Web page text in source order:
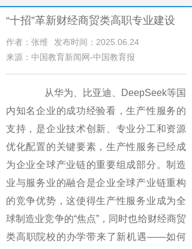
“十招”革新财经商贸类高职专业建设
作者：张维
发布时间：2025.06.24
来源：中国教育新闻网-中国教育报
从华为、比亚迪、DeepSeek等国
内知名企业的成功经验看，生产性服务的
支持，是企业技术创新、专业分工和资源
优化配置的关键要素，生产性服务已经成
为企业全球产业链的重要组成部分。制造
业与服务业的融合是企业全球产业链重构
的竞争优势，这使得生产性服务业成为全
球制造业竞争的“焦点”，同时也给财经商贸
类高职院校的办学带来了新机遇——如何